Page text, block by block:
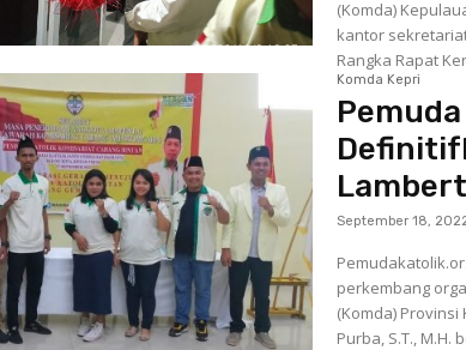
(Komda) Kepulauan Riau,
kantor
Rangka Rapat
Komda Kepri
September 18,
perkembang
(Komda)
Purba, S.T.,